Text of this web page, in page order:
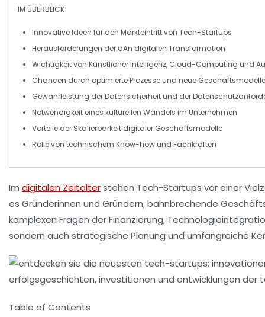
IM ÜBERBLICK
Innovative Ideen für den Markteintritt von Tech-Startups
Herausforderungen der dAn digitalen Transformation
Wichtigkeit von Künstlicher Intelligenz, Cloud-Computing und
Chancen durch optimierteProzesseund neue Geschäftsmodelle
Gewährleistung derDatensicherheitund der
Notwendigkeit eines kulturellen Wandels im Unternehmen
Vorteile der Skalierbarkeit digitaler Geschäftsmodelle
Rolle von technischem Know-howund Fachkräften
Im digitalen Zeitalterstehen Tech-Startups vor einer
es Gründerinnen und Gründern, bahnbrechende
komplexen Fragen derFinanzierung,
sondern auch strategische Planung und umfangreiche
Table of Contents